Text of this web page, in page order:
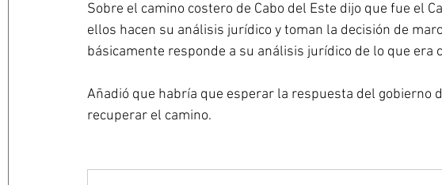
Sobre el camino costero de Cabo del Este dijo que fue el
ellos hacen su análisis jurídico y toman la decisión de
básicamente responde a su análisis jurídico de lo que era
Añadió que habría que esperar la respuesta del gobierno
recuperar el camino.